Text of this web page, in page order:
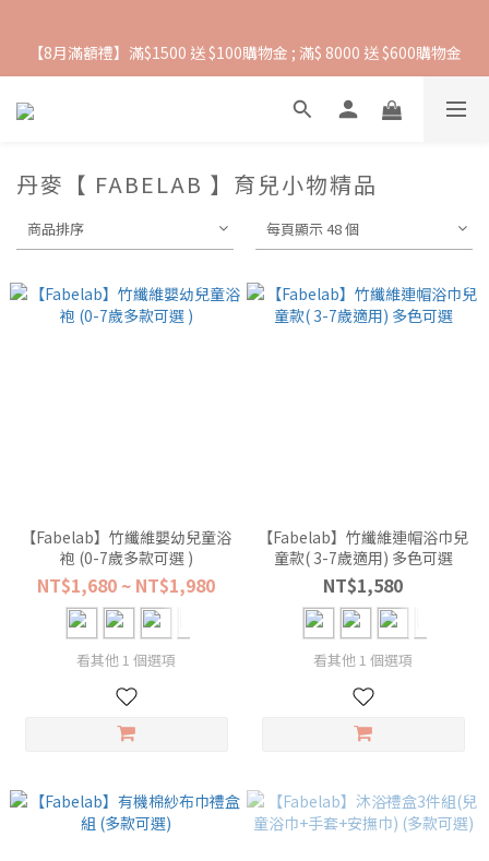
【爸氣一夏 】推車汽座 滿 $5000 送$ 388  滿 $10,000 送 $888 購
抵抗熱浪必備用品︱滿$2500贈 Farlin EDI超純水溼紙巾
丹麥【 FABELAB 】育兒小物精品
商品排序 每頁顯示 48 個
【Fabelab】竹纖維嬰幼兒童浴
袍 (0-7歲多款可選 )
NT$1,680 ~ NT$1,980
看其他 1 個選項
【Fabelab】竹纖維連帽浴巾兒
童款( 3-7歲適用) 多色可選
NT$1,580
看其他 1 個選項